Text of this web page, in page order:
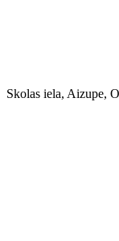
Skolas iela, Aizupe,